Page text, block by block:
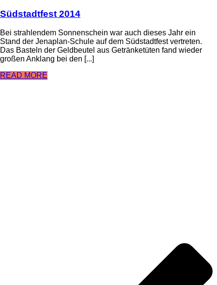
Südstadtfest 2014
Bei strahlendem Sonnenschein war auch dieses Jahr ein
Stand der Jenaplan-Schule auf dem Südstadtfest vertreten.
Das Basteln der Geldbeutel aus Getränketüten fand wieder
großen Anklang bei den [...]
READ MORE